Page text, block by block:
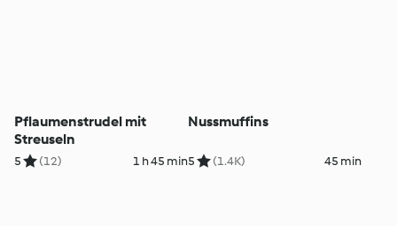
Pflaumenstrudel mit
Streuseln
5 (12) 1 h 45 min
Nussmuffins
5 (1.4K) 45 min